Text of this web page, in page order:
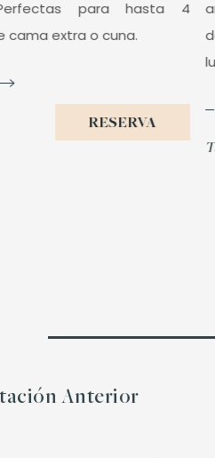
para hasta 4
cama extra o cuna.
RESERVA
Anterior